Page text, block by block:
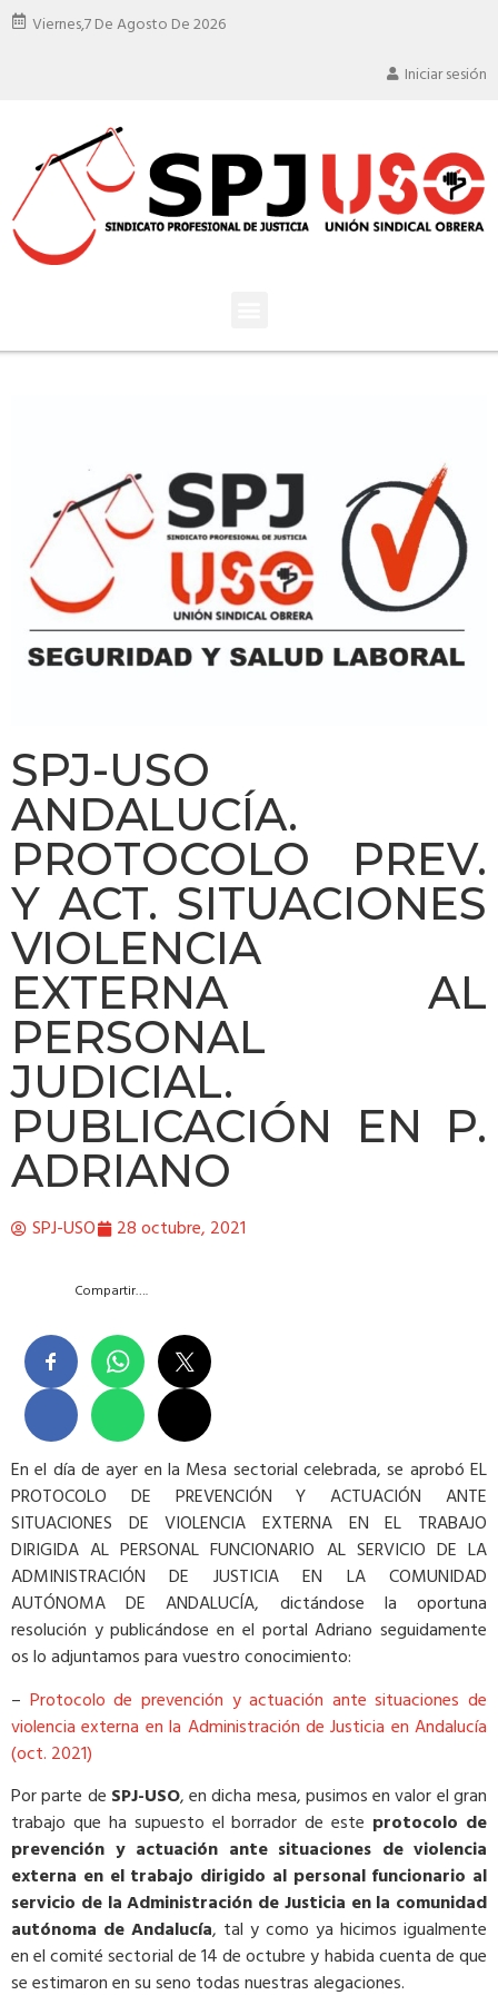
Viernes,7 De Agosto De 2026
Iniciar sesión
SPJ-USO
ANDALUCÍA.
PROTOCOLO PREV.
Y ACT. SITUACIONES
VIOLENCIA
EXTERNA AL
PERSONAL
JUDICIAL.
PUBLICACIÓN EN P.
ADRIANO
SPJ-USO 28 octubre, 2021
Compartir….
En el día de ayer en la Mesa sectorial celebrada, se aprobó EL
PROTOCOLO DE PREVENCIÓN Y ACTUACIÓN ANTE
SITUACIONES DE VIOLENCIA EXTERNA EN EL TRABAJO
DIRIGIDA AL PERSONAL FUNCIONARIO AL SERVICIO DE LA
ADMINISTRACIÓN DE JUSTICIA EN LA COMUNIDAD
AUTÓNOMA DE ANDALUCÍA, dictándose la oportuna
resolución y publicándose en el portal Adriano seguidamente
os lo adjuntamos para vuestro conocimiento:
– Protocolo de prevención y actuación ante situaciones de
violencia externa en la Administración de Justicia en Andalucía
(oct. 2021)
Por parte de SPJ-USO, en dicha mesa, pusimos en valor el gran
trabajo que ha supuesto el borrador de este protocolo de
prevención y actuación ante situaciones de violencia
externa en el trabajo dirigido al personal funcionario al
servicio de la Administración de Justicia en la comunidad
autónoma de Andalucía, tal y como ya hicimos igualmente
en el comité sectorial de 14 de octubre y habida cuenta de que
se estimaron en su seno todas nuestras alegaciones.